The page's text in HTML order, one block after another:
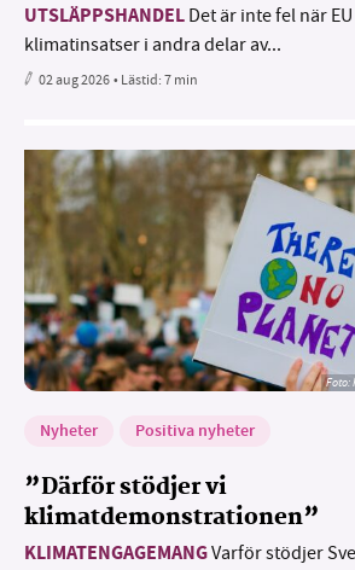
UTSLÄPPSHANDEL Det är inte fel när
klimatinsatser i andra delar av...
02 aug 2026• Lästid:7 min
Foto:
Nyheter Positiva nyheter
”Därför stödjer vi
klimatdemonstrationen”
KLIMATENGAGEMANGVarför stödjer